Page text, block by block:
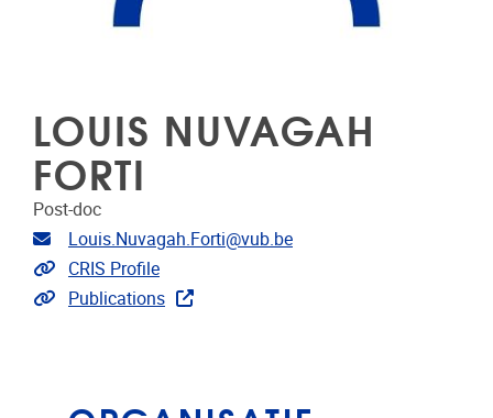
LOUIS NUVAGAH
FORTI
Post-doc
E-mailadres
Louis.Nuvagah.Forti@vub.be
Link naar CRIS
CRIS Profile
Link naar publicaties
Publications